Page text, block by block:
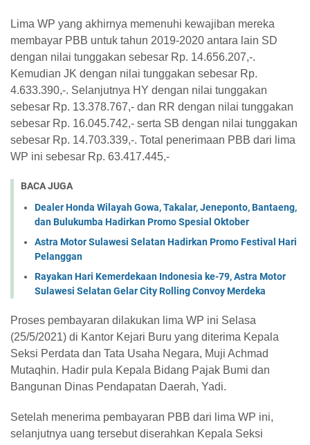
Lima WP yang akhirnya memenuhi kewajiban mereka
membayar PBB untuk tahun 2019-2020 antara lain SD
dengan nilai tunggakan sebesar Rp. 14.656.207,-.
Kemudian JK dengan nilai tunggakan sebesar Rp.
4.633.390,-. Selanjutnya HY dengan nilai tunggakan
sebesar Rp. 13.378.767,- dan RR dengan nilai tunggakan
sebesar Rp. 16.045.742,- serta SB dengan nilai tunggakan
sebesar Rp. 14.703.339,-. Total penerimaan PBB dari lima
WP ini sebesar Rp. 63.417.445,-
BACA JUGA
Dealer Honda Wilayah Gowa, Takalar, Jeneponto, Bantaeng,
dan Bulukumba Hadirkan Promo Spesial Oktober
Astra Motor Sulawesi Selatan Hadirkan Promo Festival Hari
Pelanggan
Rayakan Hari Kemerdekaan Indonesia ke-79, Astra Motor
Sulawesi Selatan Gelar City Rolling Convoy Merdeka
Proses pembayaran dilakukan lima WP ini Selasa
(25/5/2021) di Kantor Kejari Buru yang diterima Kepala
Seksi Perdata dan Tata Usaha Negara, Muji Achmad
Mutaqhin. Hadir pula Kepala Bidang Pajak Bumi dan
Bangunan Dinas Pendapatan Daerah, Yadi.
Setelah menerima pembayaran PBB dari lima WP ini,
selanjutnya uang tersebut diserahkan Kepala Seksi